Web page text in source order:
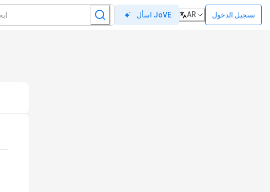
اسأل JoVE AR تسجيل الدخول